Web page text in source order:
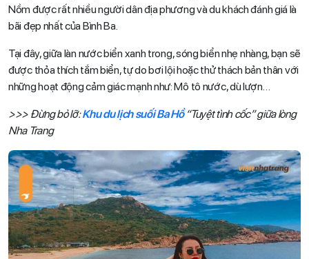
Nồm được rất nhiều người dân địa phương và du khách đánh giá là
bãi đẹp nhất của Bình Ba.
Tại đây, giữa làn nước biển xanh trong, sóng biển nhẹ nhàng, bạn sẽ
được thỏa thích tắm biển, tự do bơi lội hoặc thử thách bản thân với
những hoạt động cảm giác mạnh như: Mô tô nước, dù lượn…
>>> Đừng bỏ lỡ:Khu du lịch suối Ba Hồ“Tuyệt tình cốc” giữa lòng
Nha Trang